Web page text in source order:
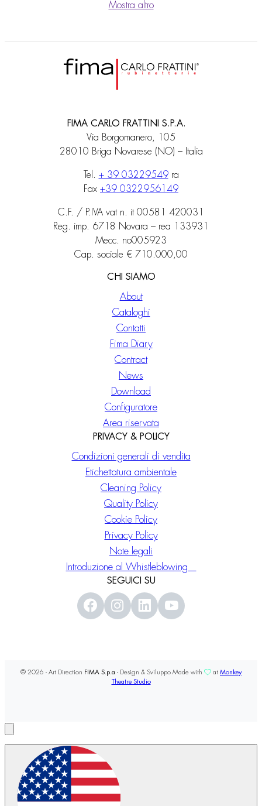
Mostra altro
FIMA CARLO FRATTINI S.P.A.
Via Borgomanero, 105
28010 Briga Novarese (NO) – Italia
Tel. + 39 03229549ra
Fax +39 0322956149
C.F. / P.IVA vat n. it 00581 420031
Reg. imp. 6718 Novara – rea 133931
Mecc. no005923
Cap. sociale € 710.000,00
CHI SIAMO
About
Cataloghi
Contatti
Fima Diary
Contract
News
Download
Configuratore
Area riservata
PRIVACY & POLICY
Condizioni generali di vendita
Etichettatura ambientale
Cleaning Policy
Quality Policy
Cookie Policy
Privacy Policy
Note legali
Introduzione al Whistleblowing
SEGUICI SU
© 2026 - Art Direction FIMA S.p.a - Design & Sviluppo Made with at Monkey
Theatre Studio